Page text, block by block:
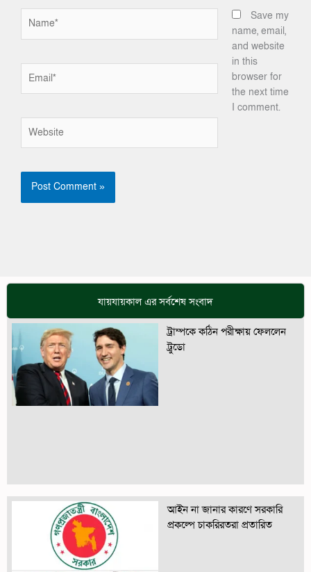
Save my
name, email,
and website
in this
browser for
the next time
I comment.
যায়যায়কাল এর সর্বশেষ সংবাদ
ট্রাম্পকে কঠিন পরীক্ষায় ফেললেন
ট্রুডো
আইন না জানার কারণে সরকারি
প্রকল্পে চাকরিরতরা প্রতারিত